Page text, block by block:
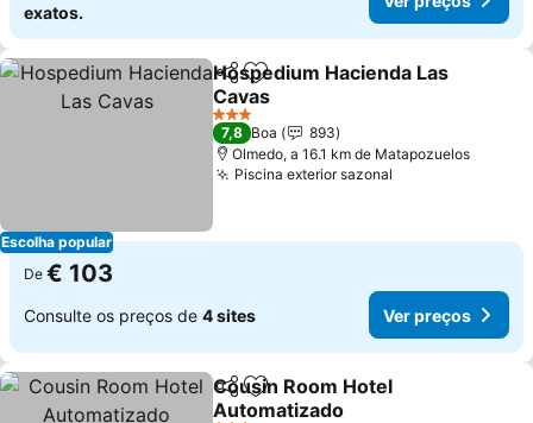
exatos.
Escolha popular
PartilharAdicionar aos favoritos
Hospedium Hacienda Las
Cavas
3 Estrelas
7,8 Boa
893
Olmedo, a 16.1 km de Matapozuelos
Piscina exterior sazonal
De € 103
Consulte os preços de 4 sites Ver preços
PartilharAdicionar aos favoritos
Cousin Room Hotel
Automatizado